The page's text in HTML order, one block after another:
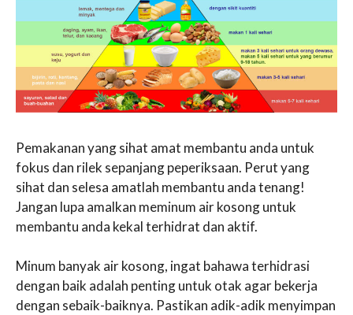
Pemakanan yang sihat amat membantu anda untuk
fokus dan rilek sepanjang peperiksaan. Perut yang
sihat dan selesa amatlah membantu anda tenang!
Jangan lupa amalkan meminum air kosong untuk
membantu anda kekal terhidrat dan aktif.
Minum banyak air kosong, ingat bahawa terhidrasi
dengan baik adalah penting untuk otak agar bekerja
dengan sebaik-baiknya. Pastikan adik-adik menyimpan